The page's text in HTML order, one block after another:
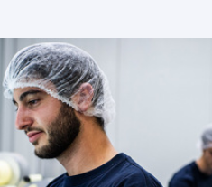
Voeg
toe
aan
favorieten
KAM-medewerker